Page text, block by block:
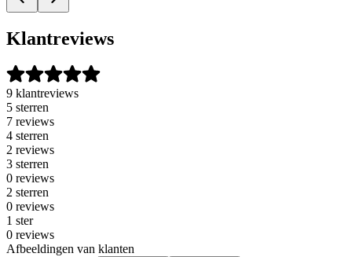
Klantreviews
9 klantreviews
5 sterren
7 reviews
4 sterren
2 reviews
3 sterren
0 reviews
2 sterren
0 reviews
1 ster
0 reviews
Afbeeldingen van klanten